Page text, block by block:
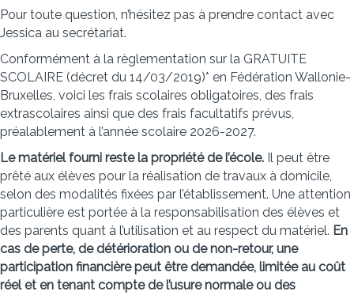
Pour toute question, n’hésitez pas à prendre contact avec
Jessica au secrétariat.
Conformément à la règlementation sur la GRATUITE
SCOLAIRE (décret du 14/03/2019)* en Fédération Wallonie-
Bruxelles, voici les frais scolaires obligatoires, des frais
extrascolaires ainsi que des frais facultatifs prévus,
préalablement à l’année scolaire 2026-2027.
Le matériel fourni reste la propriété de l’école. Il peut être
prêté aux élèves pour la réalisation de travaux à domicile,
selon des modalités fixées par l’établissement. Une attention
particulière est portée à la responsabilisation des élèves et
des parents quant à l’utilisation et au respect du matériel. En
cas de perte, de détérioration ou de non-retour, une
participation financière peut être demandée, limitée au coût
réel et en tenant compte de l’usure normale ou des